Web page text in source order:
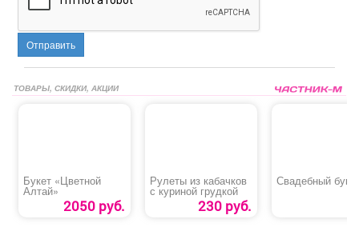
Отправить
ТОВАРЫ, СКИДКИ, АКЦИИ
Букет «Цветной
Алтай»
2050 руб.
Рулеты из кабачков
с куриной грудкой
230 руб.
Свадебный